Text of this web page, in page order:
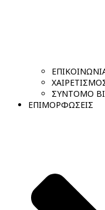
ΣΥΝΤΟΜΟ
ΕΠΙΜΟΡΦΩΣΕΙΣ